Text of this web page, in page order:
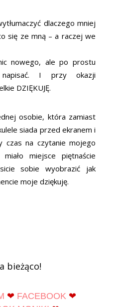
dlaczego mniej
się ze mną – a raczej we
nowego, ale po prostu
napisać. I przy okazji
DZIĘKUJĘ.
osobie, która zamiast
siada przed ekranem i
czas na czytanie mojego
miejsce piętnaście
sobie wyobrazić jak
moje dziękuję.
bieżąco!
❤ FACEBOOK ❤